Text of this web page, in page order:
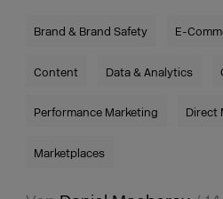
Brand & Brand Safety E-
Content Data & Analytics
Performance Marketing Direct
Marketplaces